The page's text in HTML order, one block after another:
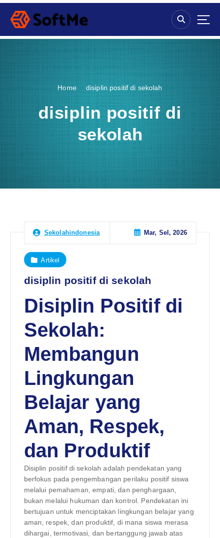
S
p
Home disiplin positif di sekolah
disiplin positif di
sekolah
Sekolahindonesia Mar, Sel, 2026
Artikel
disiplin positif di sekolah
Disiplin Positif di
Sekolah:
Membangun
Lingkungan
Belajar yang
Aman, Respek,
dan Produktif
Disiplin positif di sekolah adalah pendekatan yang
berfokus pada pengembangan perilaku positif siswa
melalui pemahaman, empati, dan penghargaan,
bukan melalui hukuman dan kontrol. Pendekatan ini
bertujuan untuk menciptakan lingkungan belajar yang
aman, respek, dan produktif, di mana siswa merasa
dihargai, termotivasi, dan bertanggung jawab atas